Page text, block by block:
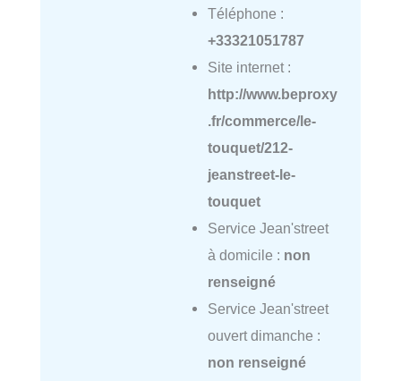
Téléphone :
+33321051787
Site internet :
http://www.beproxy
.fr/commerce/le-
touquet/212-
jeanstreet-le-
touquet
Service Jean'street
à domicile : non
renseigné
Service Jean'street
ouvert dimanche :
non renseigné